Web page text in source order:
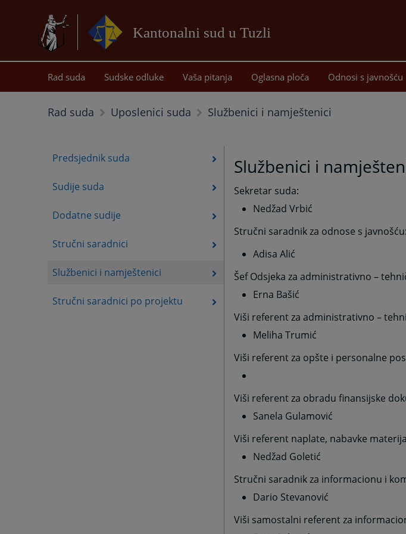
Kantonalni sud u Tuzli
sadržaj
Rad suda Sudske odluke Vaša pitanja Oglasna ploča Odnosi s javnošću
Rad suda Uposlenici suda Službenici i namještenici
Predsjednik suda
Sudije suda
Dodatne sudije
Stručni saradnici
Službenici i namještenici
Stručni saradnici po projektu
Službenici i
Sekretar suda:
Nedžad Vrbić
Stručni saradnik za odnose s javnošću:
Adisa Alić
Šef Odsjeka za administrativno –
Erna Bašić
Viši referent za administrativno –
Meliha Trumić
Viši referent za opšte i personalne
Viši referent za obradu finansijske
Sanela Gulamović
Viši referent naplate, nabavke
Nedžad Goletić
Stručni saradnik za informacionu i
Dario Stevanović
Viši samostalni referent za